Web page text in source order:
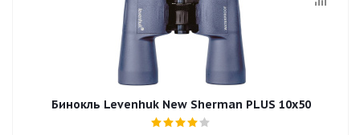
Бинокль Levenhuk New Sherman PLUS 10x50